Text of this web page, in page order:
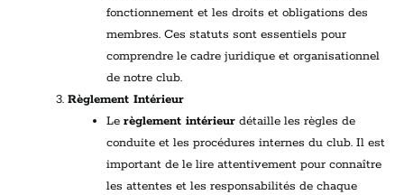
fonctionnement et les droits et obligations des
membres. Ces statuts sont essentiels pour
comprendre le cadre juridique et organisationnel
de notre club.
Règlement Intérieur
Le règlement intérieurdétaille les règles de
conduite et les procédures internes du club. Il est
important de le lire attentivement pour connaître
les attentes et les responsabilités de chaque